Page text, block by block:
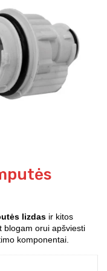
lizdas ir kitos
blogam orui apšviesti
komponentai.